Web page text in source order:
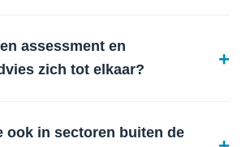
assessment en
zich tot elkaar?
ook in sectoren buiten de